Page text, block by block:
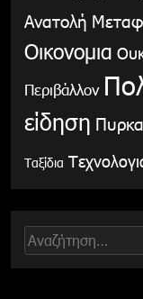
Ανατολή
Οικονομια
Περιβάλλον
είδηση
Ταξίδια
Αναζήτηση
για: